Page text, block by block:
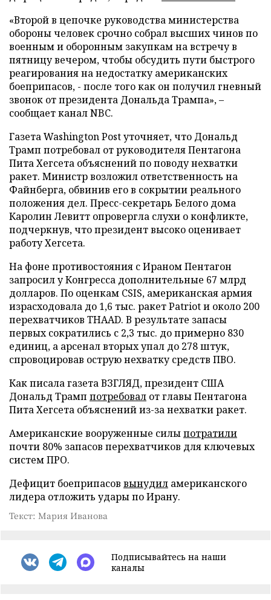
«Второй в цепочке руководства министерства
обороны человек срочно собрал высших чинов по
военным и оборонным закупкам на встречу в
пятницу вечером, чтобы обсудить пути быстрого
реагирования на недостатку американских
боеприпасов, - после того как он получил гневный
звонок от президента Дональда Трампа», –
сообщает канал NBC.
Газета Washington Post уточняет, что Дональд
Трамп потребовал от руководителя Пентагона
Пита Хегсета объяснений по поводу нехватки
ракет. Министр возложил ответственность на
Файнберга, обвинив его в сокрытии реального
положения дел. Пресс-секретарь Белого дома
Каролин Левитт опровергла слухи о конфликте,
подчеркнув, что президент высоко оценивает
работу Хегсета.
На фоне противостояния с Ираном Пентагон
запросил у Конгресса дополнительные 67 млрд
долларов. По оценкам CSIS, американская армия
израсходовала до 1,6 тыс. ракет Patriot и около 200
перехватчиков THAAD. В результате запасы
первых сократились с 2,3 тыс. до примерно 830
единиц, а арсенал вторых упал до 278 штук,
спровоцировав острую нехватку средств ПВО.
Как писала газета ВЗГЛЯД, президент США
Дональд Трамп потребовал от главы Пентагона
Пита Хегсета объяснений из-за нехватки ракет.
Американские вооруженные силыпотратили
почти 80% запасов перехватчиков для ключевых
систем ПРО.
Дефицит боеприпасов вынудил американского
лидера отложить удары по Ирану.
Текст: Мария Иванова
Подписывайтесь на наши
каналы